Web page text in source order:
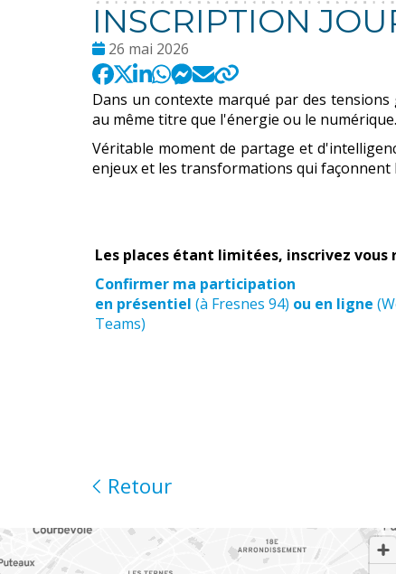
INSCRIPTION
Date
:
26 mai 2026
Dans un contexte marqué par des
au même titre que l'énergie ou le numérique.
Véritable moment de partage et
enjeux et les transformations qui façonnent
Les places étant limitées, inscrivez vous
Confirmer ma participation
en présentiel (à Fresnes 94) ou en ligne
Teams)
Retour